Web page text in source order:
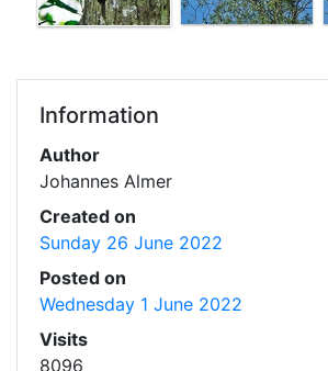
Information
Author
Johannes Almer
Created on
Sunday 26 June 2022
Posted on
Wednesday 1 June 2022
Visits
8096